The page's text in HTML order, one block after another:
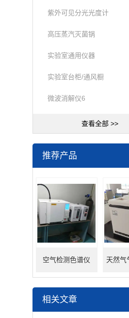
紫外可见分光光度计
高压蒸汽灭菌锅
实验室通用仪器
实验室台柜/通风橱
微波消解仪6
查看全部 >>
推荐产品
空气检测色谱仪 天然气
相关文章